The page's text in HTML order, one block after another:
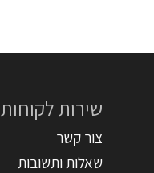
שירות לקוחות
צור קשר
שאלות ותשובות